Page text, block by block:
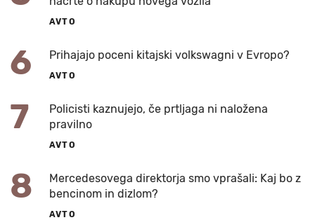
AVTO
6 Prihajajo poceni kitajski volkswagni v Evropo?
AVTO
7
Policisti kaznujejo, če prtljaga ni naložena
pravilno
AVTO
8
Mercedesovega direktorja smo vprašali: Kaj bo z
bencinom in dizlom?
AVTO